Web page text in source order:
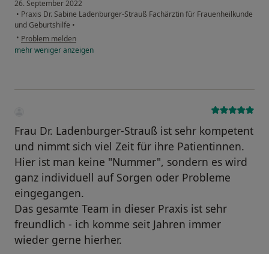
26. September 2022
• Praxis Dr. Sabine Ladenburger-Strauß Fachärztin für Frauenheilkunde
und Geburtshilfe •
• Problem melden
mehrwenigeranzeigen
Frau Dr. Ladenburger-Strauß ist sehr kompetent
und nimmt sich viel Zeit für ihre Patientinnen.
Hier ist man keine "Nummer", sondern es wird
ganz individuell auf Sorgen oder Probleme
eingegangen.
Das gesamte Team in dieser Praxis ist sehr
freundlich - ich komme seit Jahren immer
wieder gerne hierher.